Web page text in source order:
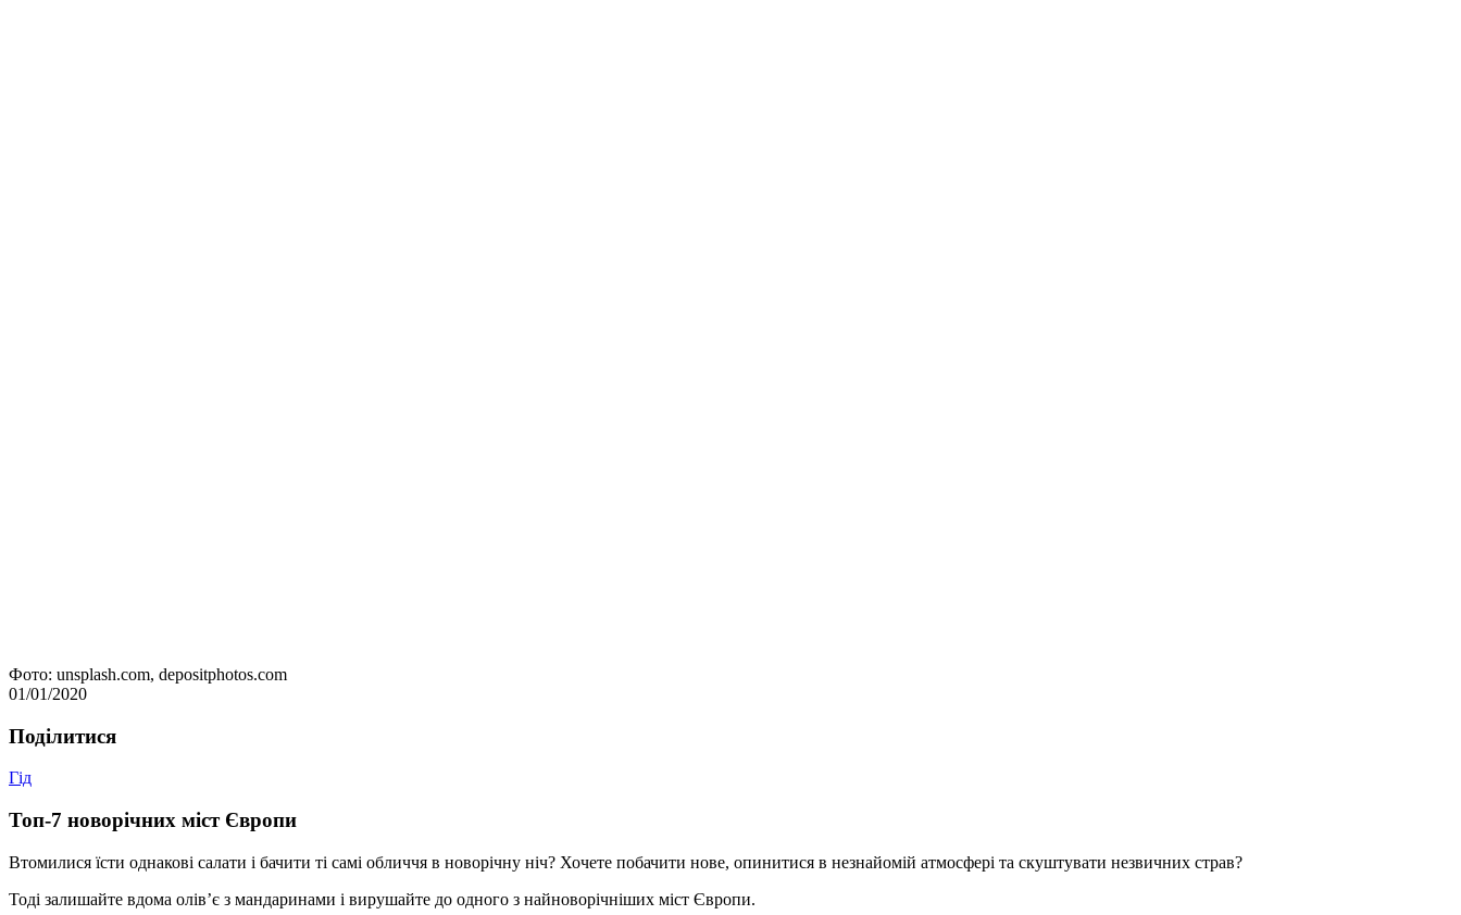
Фото: unsplash.com, depositphotos.com
01/01/2020
Подiлитися
Гід
Топ-7 новорічних міст Європи
Втомилися їсти однакові салати і бачити ті самі обличчя в новорічну ніч? Хочете побачити нове, опинитися в незнайомій атмосфері та скуштувати незвичних страв?
Тоді залишайте вдома олів’є з мандаринами і вирушайте до одного з найноворічніших міст Європи.